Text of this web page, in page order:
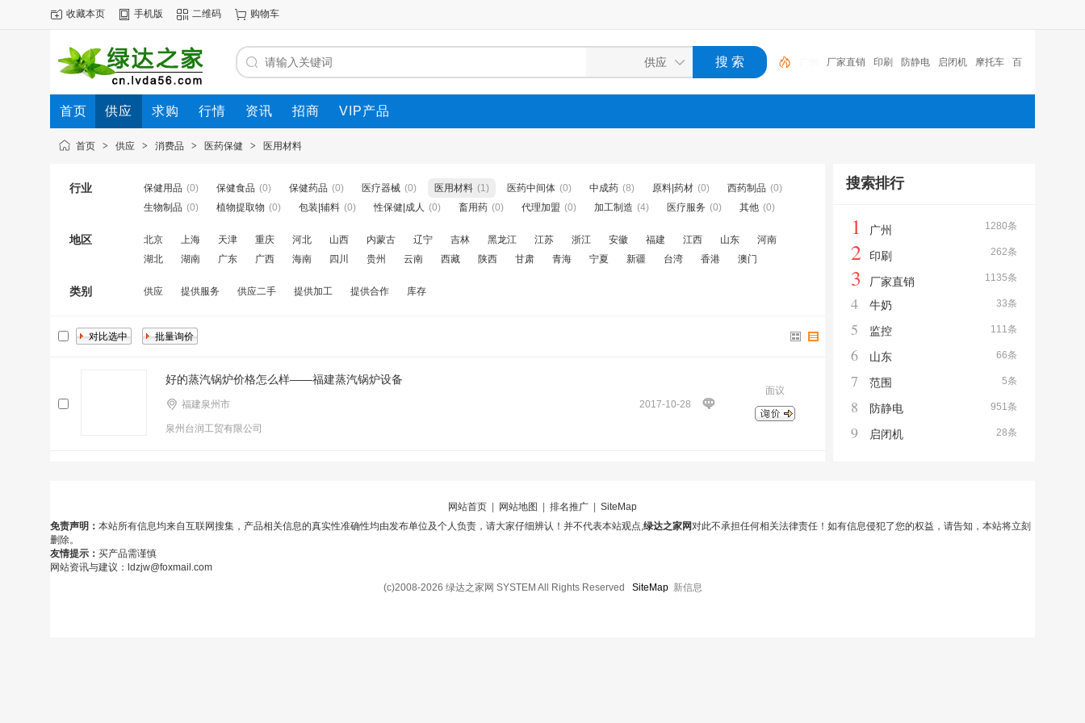
收藏本页 手机版 二维码 购物车
厂家直销 印刷 防静电 启闭机 摩托车 百福 咏
玖进出口 体验桌 扑克 广州
首页 供应 求购 行情 资讯 招商 VIP产品
首页 > 供应 > 消费品 > 医药保健 > 医用材料
行业 保健用品 (0) 保健食品 (0) 保健药品 (0) 医疗器械 (0) 医用材料 (1) 医药中间体 (0) 中成药 (8) 原料|药材 (0) 西药制品 (0)
生物制品 (0) 植物提取物 (0) 包装|辅料 (0) 性保健|成人 (0) 畜用药 (0) 代理加盟 (0) 加工制造 (4) 医疗服务 (0) 其他 (0)
地区 北京 上海 天津 重庆 河北 山西 内蒙古 辽宁 吉林 黑龙江 江苏 浙江 安徽 福建 江西 山东
河南
湖北
湖南 广东 广西 海南 四川 贵州 云南 西藏 陕西 甘肃 青海 宁夏 新疆 台湾 香港 澳门
类别 供应 提供服务 供应二手 提供加工 提供合作 库存
好的蒸汽锅炉价格怎么样——福建蒸汽锅炉设备
2017-10-28
福建泉州市
泉州台润工贸有限公司
面议
搜索排行
1280条
1 广州
262条
2 印刷
1135条
3 厂家直销
33条
4 牛奶
111条
5 监控
66条
6 山东
5条
7 范围
951条
8 防静电
28条
9 启闭机
网站首页 网站地图 排名推广
SiteMap
免责声明： 本站所有信息均来自互联网搜集，产品相关信息的真实性准确性均由发布单位及个人负责，请大家仔细辨认！并不代表本站观点,绿达之家网对此不承担任何相关法律责任！如有信息侵犯了您的权益，请告知，本站将立刻
删除。
友情提示： 买产品需谨慎
网站资讯与建议：ldzjw@foxmail.com
(c)2008-2026 绿达之家网 SYSTEM All Rights Reserved SiteMap 新信息